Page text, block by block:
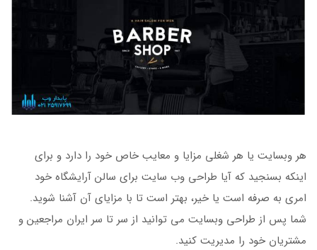
هر وبسایت یا هر شغلی مزایا و معایب خاص خود را دارد و برای
اینکه بسنجید که آیا طراحی وب سایت برای سالن آرایشگاه خود
امری به صرفه است یا خیر، بهتر است تا با مزایای آن آشنا شوید.
شما پس از طراحی وبسایت می توانید از سر تا سر ایران مراجعین و
مشتریان خود را مدیریت کنید.